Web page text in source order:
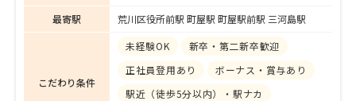
最寄駅
荒川区役所前駅 町屋駅 町屋駅前駅 三河島駅
こだわり条件
未経験OK
新卒・第二新卒歓迎
正社員登用あり
ボーナス・賞与あり
駅近（徒歩5分以内）・駅ナカ